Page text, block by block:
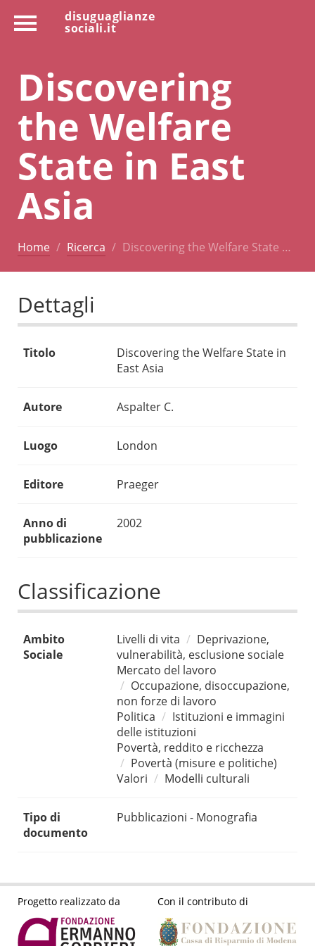
disuguaglianze
sociali.it
Discovering
the Welfare
State in East
Asia
Home Ricerca Discovering the Welfare State …
Dettagli
Titolo
Discovering the Welfare State in
East Asia
Autore Aspalter C.
Luogo London
Editore Praeger
Anno di
pubblicazione
2002
Classificazione
Ambito
Sociale
Livelli di vita
Deprivazione,
vulnerabilità, esclusione sociale
Mercato del lavoro
Occupazione, disoccupazione,
non forze di lavoro
Politica
Istituzioni e immagini
delle istituzioni
Povertà, reddito e ricchezza
Povertà (misure e politiche)
Valori
Modelli culturali
Tipo di
documento
Pubblicazioni - Monografia
Progetto realizzato da Con il contributo di